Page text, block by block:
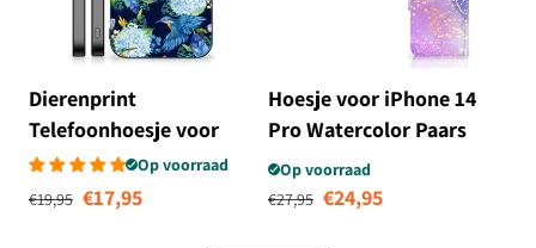
Dierenprint
Telefoonhoesje voor
iPhone 14 Pro IJsvogel
Op voorraad
Normale prijs
€19,95 Aanbiedingsprijs
€17,95
Hoesje voor iPhone 14
Pro Watercolor Paars
Op voorraad
Normale prijs
€27,95 €24,95